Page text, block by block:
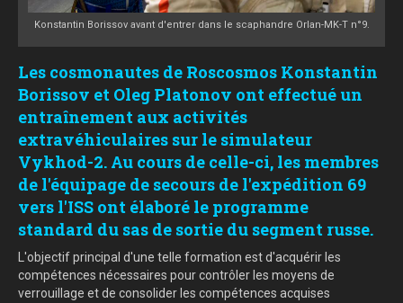
Konstantin Borissov avant d'entrer dans le scaphandre Orlan-MK-T n°9.
Les cosmonautes de Roscosmos Konstantin
Borissov et Oleg Platonov ont effectué un
entraînement aux activités
extravéhiculaires sur le simulateur
Vykhod-2. Au cours de celle-ci, les membres
de l'équipage de secours de l'expédition 69
vers l'ISS ont élaboré le programme
standard du sas de sortie du segment russe.
L'objectif principal d'une telle formation est d'acquérir les
compétences nécessaires pour contrôler les moyens de
verrouillage et de consolider les compétences acquises